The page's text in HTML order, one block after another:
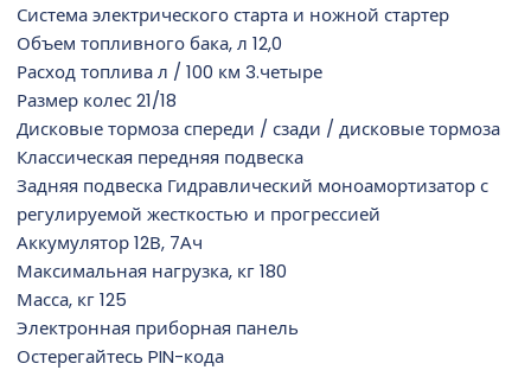
Система электрического старта и ножной стартер
Объем топливного бака, л 12,0
Расход топлива л / 100 км 3.четыре
Размер колес 21/18
Дисковые тормоза спереди / сзади / дисковые тормоза
Классическая передняя подвеска
Задняя подвеска Гидравлический моноамортизатор с
регулируемой жесткостью и прогрессией
Аккумулятор 12В, 7Ач
Максимальная нагрузка, кг 180
Масса, кг 125
Электронная приборная панель
Остерегайтесь PIN-кода